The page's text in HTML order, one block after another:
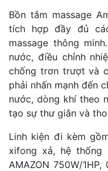
Bồn tắm massage
tích hợp đầy đủ
massage thông
nước, điều chỉnh
chống trơn trượt và
phải nhấn mạnh đến
nước, dòng khí theo
tạo sự thư giãn và
Linh kiện đi kèm
xifong xả, hệ thống
AMAZON 750W/